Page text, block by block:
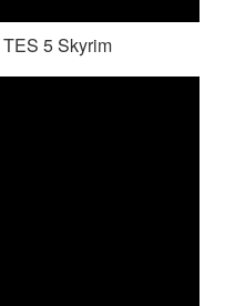
5 Skyrim